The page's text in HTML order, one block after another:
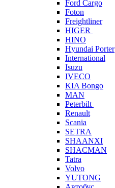
Ford Cargo
Foton
Freightliner
HIGER
HINO
Hyundai Porter
International
Isuzu
IVECO
KIA Bongo
MAN
Peterbilt
Renault
Scania
SETRA
SHAANXI
SHACMAN
Tatra
Volvo
YUTONG